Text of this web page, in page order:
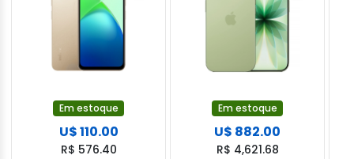
Em estoque
U$ 110.00
R$ 576.40
Em estoque
U$ 882.00
R$ 4,621.68